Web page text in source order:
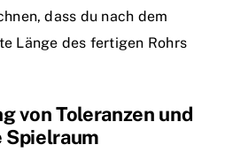
dass du nach dem
Länge des fertigen Rohrs
von Toleranzen und
Spielraum